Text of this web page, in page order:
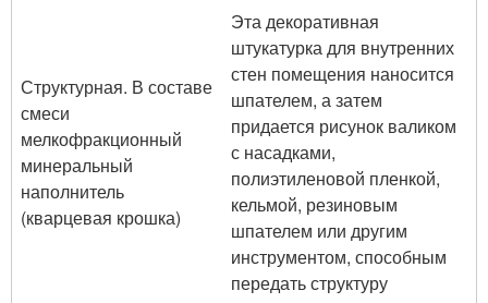
Структурная. В составе
смеси
мелкофракционный
минеральный
наполнитель
(кварцевая крошка)
Эта декоративная
штукатурка для внутренних
стен помещения наносится
шпателем, а затем
придается рисунок валиком
с насадками,
полиэтиленовой пленкой,
кельмой, резиновым
шпателем или другим
инструментом, способным
передать структуру